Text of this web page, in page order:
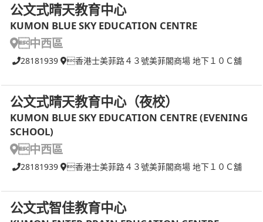
公文式晴天教育中心
KUMON BLUE SKY EDUCATION CENTRE
中西區
28181939 香港士美菲路４３號美菲閣商場 地下１０Ｃ舖
公文式晴天教育中心（夜校）
KUMON BLUE SKY EDUCATION CENTRE (EVENING
SCHOOL)
中西區
28181939 香港士美菲路４３號美菲閣商場 地下１０Ｃ舖
公文式智佳教育中心